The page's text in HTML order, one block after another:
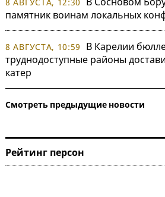
памятник воинам локальных
8 АВГУСТА, 10:59
В Карелии
труднодоступные районы
катер
Смотреть
Рейтинг